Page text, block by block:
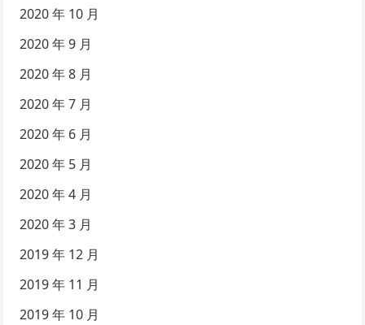
2020 年 10 月
2020 年 9 月
2020 年 8 月
2020 年 7 月
2020 年 6 月
2020 年 5 月
2020 年 4 月
2020 年 3 月
2019 年 12 月
2019 年 11 月
2019 年 10 月